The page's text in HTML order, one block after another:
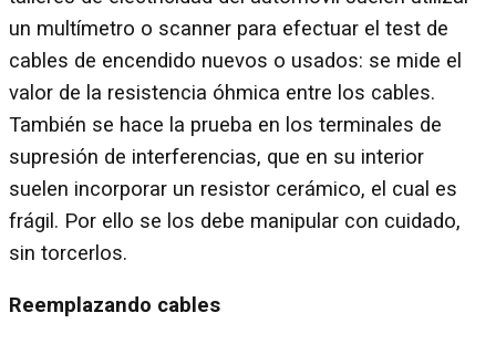
un multímetro o scanner para efectuar el test de
cables de encendido nuevos o usados: se mide el
valor de la resistencia óhmica entre los cables.
También se hace la prueba en los terminales de
supresión de interferencias, que en su interior
suelen incorporar un resistor cerámico, el cual es
frágil. Por ello se los debe manipular con cuidado,
sin torcerlos.
Reemplazando cables